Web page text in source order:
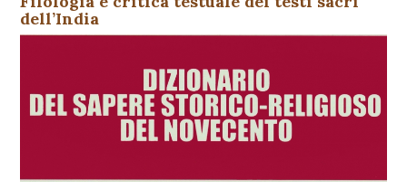
dell’India